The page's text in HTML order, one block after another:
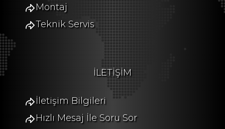
Montaj
Teknik Servis
İLETİŞİM
İletişim Bilgileri
Hızlı Mesaj İle Soru Sor